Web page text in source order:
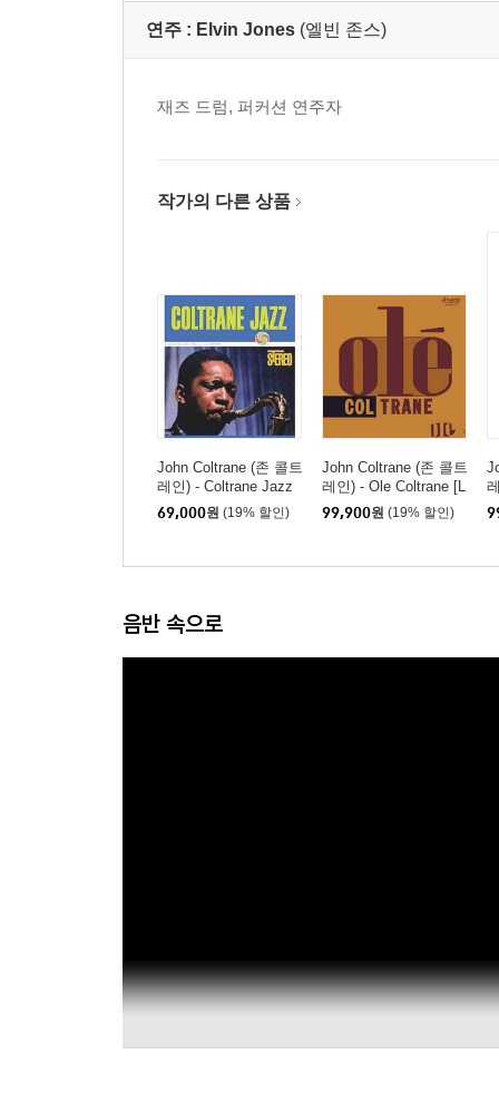
연주 : Elvin Jones (엘빈 존스)
재즈 드럼, 퍼커션 연주자
작가의 다른 상품
John Coltrane (존 콜트
레인) - Coltrane Jazz
[SACD Hybrid]
69,000원 (19% 할인)
John Coltrane (존 콜트
레인) - Ole Coltrane [L
P]
99,900원 (19% 할인)
음반 속으로